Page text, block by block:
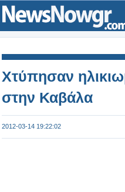
Χτύπησαν
στην Καβάλα
2012-03-14 19:22:02